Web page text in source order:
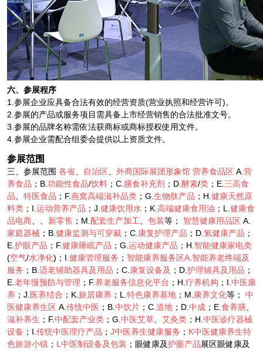
六、 参展程序
1.参展企业应具备合法有效的经营资质(营业执照和经营许可)。
2.参展的产品或服务项目需具备上市经营销售的合法批准文号。
3.参展的品牌名称需依法获商标或商标授权使用文件。
4.参展企业需配合组委会提供以上资质文件。
参展范围
三、参展范围 各省 自治区 外商国际展团形象馆 营养食品区 A. 营
养食品 ；B. 功能性食品/饮料 ；C. 膳食补充剂 ；D. 酵素/类 ；E. 三高食
品
特医食品 ；F.燕窝高端滋补品类 ；G. 生物肽产品 ；H. 健康天然原
料类 ；I. 运动营养产品 ；J. 健康饮用水 ；K. 高端健康食用油 ；L. 健康食
品电商
新零售 ；M. 配套生产加工 包装等； 智慧健康用品区 A.
家庭器械 ；B. 健康监测与可穿戴 ；C. 康复护理产品 ；D. 氢健康产品 ；
E. 护眼产品 ；F.健康睡眠产品 ；G. 运动健康产品 ；H. 智能健康家电类
(空气/水净化)；I. 健康管理服务 ； 智能康养服务区A 智能养老终端及
服务 ；B. 适老辅助器具及用品 ；C. 康复设备及 ；D. 护理辅具及用品 ；
E. 老年慢预防与管理 ；F. 养老服务信息化平台 ；H. 疗养机构 ；I. 中医康
养 ；J. 医养结合 ；K. 旅居康养 ；L. 特色康养基地 ；M. 康养文化等； 中
医健康养生区 A. 传统中医 ；B. 中饮片 ；C. 道地 ；D. 中成 ；E. 食养膳
滋补养生 ；F.中配套产业类 ；G. 中医艾草 艾灸类 ；H. 中医诊疗器械
设备 ；I. 传统中医理疗产品 ； J中医养生健康服务 ； K中医健康养生特
色旅游小镇 ； L中医制设备及包装 ；眼健康及护眼产品展区眼健康及